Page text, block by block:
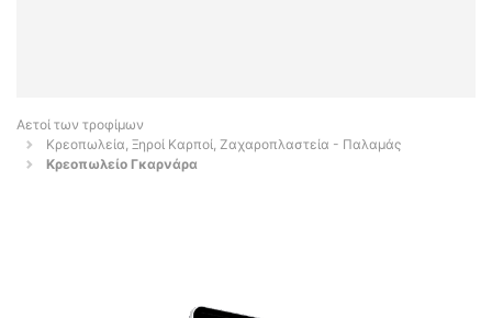
Αετοί των τροφίμων
Κρεοπωλεία, Ξηροί Καρποί, Ζαχαροπλαστεία - Παλαμάς
Κρεοπωλείο Γκαρνάρα